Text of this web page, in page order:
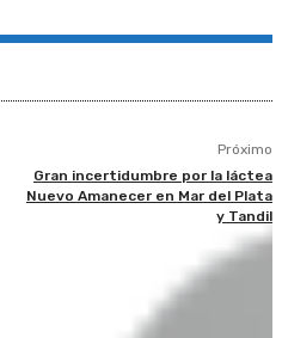
Próximo
Gran incertidumbre por la láctea
Nuevo Amanecer en Mar del Plata
y Tandil